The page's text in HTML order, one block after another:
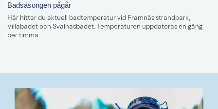
Badsäsongen pågår
Här hittar du aktuell badtemperatur vid Framnäs strandpark,
Villabadet och Svalnäsbadet. Temperaturen uppdateras en gång
per timma.